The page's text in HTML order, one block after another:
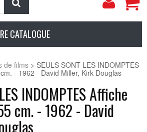
CATALOGUE
de films > SEULS SONT LES INDOMPTES
- 1962 - David Miller, Kirk Douglas
INDOMPTES Affiche
cm. - 1962 - David